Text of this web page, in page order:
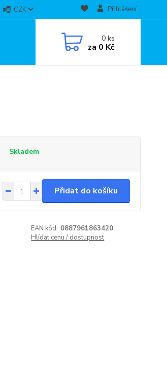
CZK Přihlášení
0ks
za 0 Kč
Skladem
Přidat do košíku
EAN kód: 0887961863420
Hlídat cenu / dostupnost